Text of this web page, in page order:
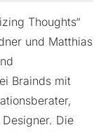
Thoughts“
und Matthias
Brainds mit
Die